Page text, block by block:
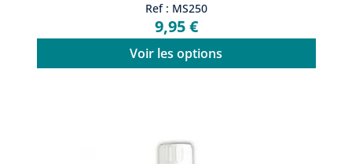
Ref : MS250
9,95 €
Voir les options